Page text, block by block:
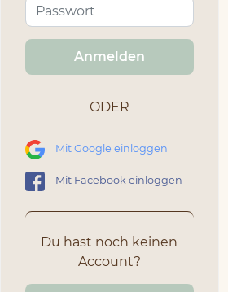
Anmelden
ODER
Mit Google einloggen
Mit Facebook einloggen
Du hast noch keinen
Account?
Mosaikpuzzle zum
Ausschneiden und
Basteln